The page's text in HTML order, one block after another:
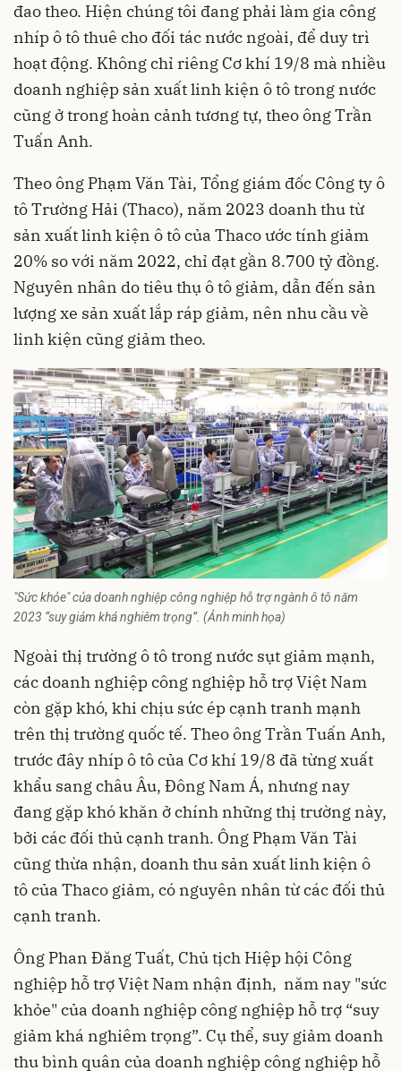
đao theo. Hiện chúng tôi đang phải làm gia công
nhíp ô tô thuê cho đối tác nước ngoài, để duy trì
hoạt động. Không chỉ riêng Cơ khí 19/8 mà nhiều
doanh nghiệp sản xuất linh kiện ô tô trong nước
cũng ở trong hoàn cảnh tương tự, theo ông Trần
Tuấn Anh.
Theo ông Phạm Văn Tài, Tổng giám đốc Công ty ô
tô Trường Hải (Thaco), năm 2023 doanh thu từ
sản xuất linh kiện ô tô của Thaco ước tính giảm
20% so với năm 2022, chỉ đạt gần 8.700 tỷ đồng.
Nguyên nhân do tiêu thụ ô tô giảm, dẫn đến sản
lượng xe sản xuất lắp ráp giảm, nên nhu cầu về
linh kiện cũng giảm theo.
"Sức khỏe" của doanh nghiệp công nghiệp hỗ trợ ngành ô tô năm
2023 “suy giảm khá nghiêm trọng”. (Ảnh minh họa)
Ngoài thị trường ô tôtrong nước sụt giảm mạnh,
các doanh nghiệp công nghiệp hỗ trợ Việt Nam
còn gặp khó, khi chịu sức ép cạnh tranh mạnh
trên thị trường quốc tế. Theo ông Trần Tuấn Anh,
trước đây nhíp ô tô của Cơ khí 19/8 đã từng xuất
khẩu sang châu Âu, Đông Nam Á, nhưng nay
đang gặp khó khăn ở chính những thị trường này,
bởi các đối thủ cạnh tranh. Ông Phạm Văn Tài
cũng thừa nhận, doanh thu sản xuất linh kiện ô
tô của Thaco giảm, có nguyên nhân từ các đối thủ
cạnh tranh.
Ông Phan Đăng Tuất, Chủ tịch Hiệp hội Công
nghiệp hỗ trợ Việt Nam nhận định, năm nay "sức
khỏe" của doanh nghiệp công nghiệp hỗ trợ “suy
giảm khá nghiêm trọng”. Cụ thể, suy giảm doanh
thu bình quân của doanh nghiệp công nghiệp hỗ